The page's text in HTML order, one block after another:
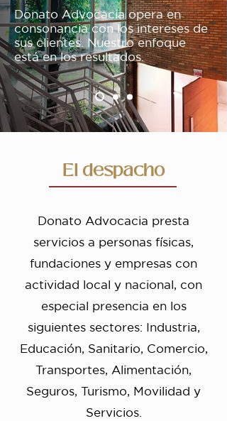
Donato Advocacia opera en
consonancia con los intereses de
sus clientes. Nuestro enfoque
está en los resultados.
El despacho
Donato Advocacia presta
servicios a personas físicas,
fundaciones y empresas con
actividad local y nacional, con
especial presencia en los
siguientes sectores: Industria,
Educación, Sanitario, Comercio,
Transportes, Alimentación,
Seguros, Turismo, Movilidad y
Servicios.